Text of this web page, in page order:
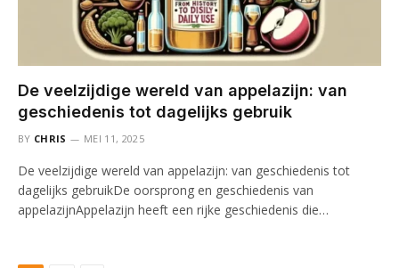
De veelzijdige wereld van appelazijn: van
geschiedenis tot dagelijks gebruik
BY CHRIS MEI 11, 2025
De veelzijdige wereld van appelazijn: van geschiedenis tot
dagelijks gebruikDe oorsprong en geschiedenis van
appelazijnAppelazijn heeft een rijke geschiedenis die…